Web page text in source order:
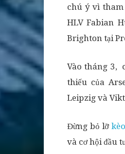
chú ý vì tham
HLV Fabian
Brighton tại
Vào tháng 3,
thiếu của
Leipzig và
Đừng bỏ lỡ
và cơ hội đầu